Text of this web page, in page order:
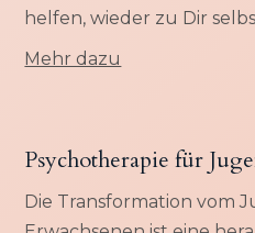
helfen, wieder zu Dir
Mehr dazu
Psychotherapie für
Die Transformation vom